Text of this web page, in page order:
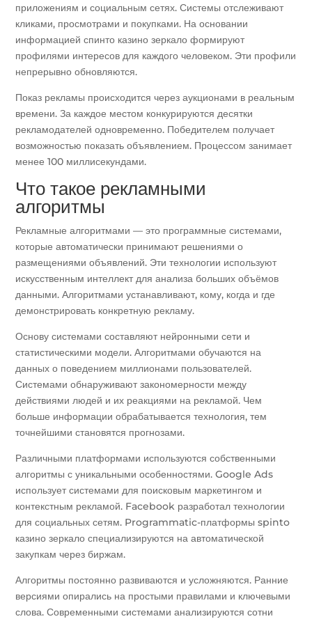
приложениям и социальным сетях. Системы отслеживают
кликами, просмотрами и покупками. На основании
информацией спинто казино зеркало формируют
профилями интересов для каждого человеком. Эти профили
непрерывно обновляются.
Показ рекламы происходится через аукционами в реальным
времени. За каждое местом конкурируются десятки
рекламодателей одновременно. Победителем получает
возможностью показать объявлением. Процессом занимает
менее 100 миллисекундами.
Что такое рекламными
алгоритмы
Рекламные алгоритмами — это программные системами,
которые автоматически принимают решениями о
размещениями объявлений. Эти технологии используют
искусственным интеллект для анализа больших объёмов
данными. Алгоритмами устанавливают, кому, когда и где
демонстрировать конкретную рекламу.
Основу системами составляют нейронными сети и
статистическими модели. Алгоритмами обучаются на
данных о поведением миллионами пользователей.
Системами обнаруживают закономерности между
действиями людей и их реакциями на рекламой. Чем
больше информации обрабатывается технология, тем
точнейшими становятся прогнозами.
Различными платформами используются собственными
алгоритмы с уникальными особенностями. Google Ads
использует системами для поисковым маркетингом и
контекстным рекламой. Facebook разработал технологии
для социальных сетям. Programmatic-платформы spinto
казино зеркало специализируются на автоматической
закупкам через биржам.
Алгоритмы постоянно развиваются и усложняются. Ранние
версиями опирались на простыми правилами и ключевыми
слова. Современными системами анализируются сотни